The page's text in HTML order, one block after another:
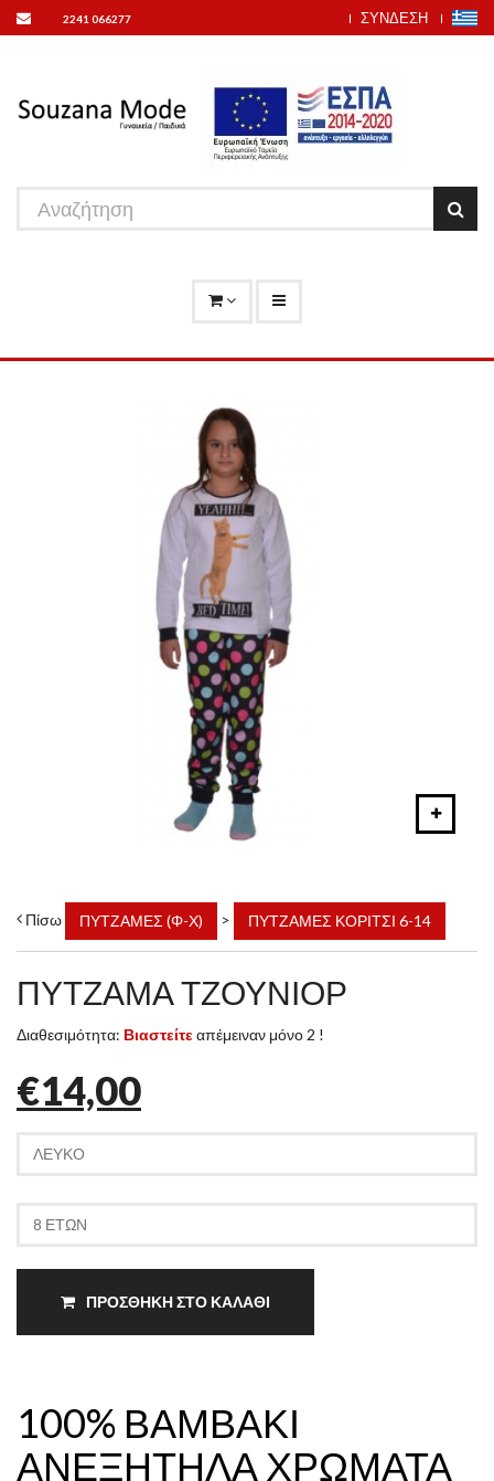
2241 066277 ΣΥΝΔΕΣΗ
Πίσω ΠΥΤΖΑΜΕΣ (Φ-Χ) > ΠΥΤΖΑΜΕΣ ΚΟΡΙΤΣΙ 6-14
ΠΥΤΖΑΜΑ ΤΖΟΥΝΙΟΡ
Διαθεσιμότητα: Βιαστείτεαπέμειναν μόνο 2 !
€14,00
ΠΡΟΣΘΗΚΗ ΣΤΟ ΚΑΛΑΘΙ
100% ΒΑΜΒΑΚΙ
ΑΝΕΞΗΤΗΛΑ ΧΡΩΜΑΤΑ